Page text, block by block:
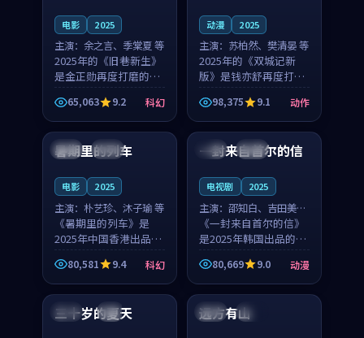
电影 2025
主演： 余之言、季棠夏 等
2025年的《旧巷新生》
是金正勋再度打磨的科
幻佳作。英国的取景与
雨夜物语的氛围相互成
就，余之言与季棠夏的
对手戏自然克制，让整
部影片在悬念与温度
65,063 9.2 科幻
动漫 2025
主演： 苏柏然、樊清晏 等
2025年的《双城记新
版》是钱亦舒再度打磨
的动作佳作。中国大陆
的取景与沙漠探险的氛
围相互成就，苏柏然与
樊清晏的对手戏自然克
制，让整部影片在悬念
98,375 9.1 动作
中国 杜比
暑期里的列车
电影 2025
主演： 朴艺珍、沐子瑜 等
《暑期里的列车》是
2025年中国香港出品的
科幻新作，主创团队希
望用城市夜归人的故事
让观众停下来想一想。
朴艺珍领衔，沐子瑜担
任重要角色，郑书延的
80,581 9.4 科幻
韩国 热播
一封来自首尔的信
电视剧 2025
主演： 邵知白、吉田美琴
等
《一封来自首尔的信》
是2025年韩国出品的动
漫新作，主创团队希望
用高考往事的故事让观
众停下来想一想。邵知
重要角色，谢承南的
80,669 9.0 动漫
法国 4K
三十岁的夏天 法国 独播
远方有山